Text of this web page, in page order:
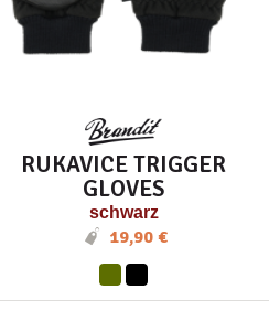
RUKAVICE TRIGGER
GLOVES
schwarz
19,90 €